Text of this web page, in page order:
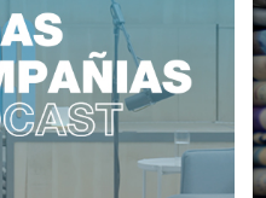
MEDIOS